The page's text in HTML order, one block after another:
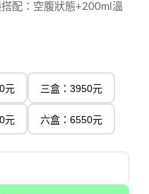
配：空腹狀態+200ml溫
元 三盒：3950元
元 六盒：6550元